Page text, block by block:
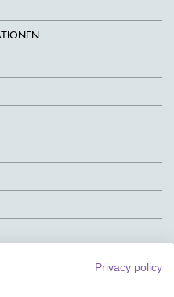
Privacy policy